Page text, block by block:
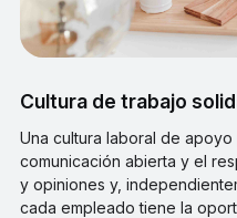
Cultura de trabajo
Una cultura laboral de
comunicación abierta y el
y opiniones y,
cada empleado tiene la